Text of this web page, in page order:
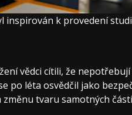
inspirován k provedení
vědci cítili, že
po léta osvědčil jako
tvaru samotných